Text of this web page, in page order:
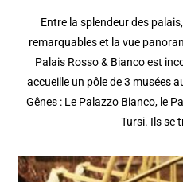
Entre la splendeur des
remarquables et la vue
Palais Rosso & Bianco est
accueille un pôle de 3 musées
Gênes : Le Palazzo Bianco, le
Tursi. Ils se